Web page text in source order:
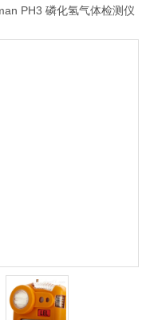
PH3 磷化氢气体检测仪